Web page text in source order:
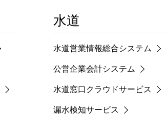
水道
水道営業情報総合システム
公営企業会計システム
水道窓口クラウドサービス
漏水検知サービス